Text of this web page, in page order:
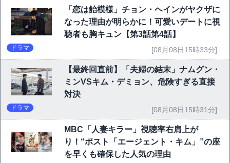
「恋は飴模様」チョン・ヘインがヤクザに
なった理由が明らかに！可愛いデートに視
聴者も胸キュン【第3話第4話】
ドラマ [08月08日15時33分]
【最終回直前】「夫婦の結末」ナムグン・
ミンVSキム・デミョン、危険すぎる直接
対決
ドラマ [08月08日15時31分]
MBC「人妻キラー」視聴率右肩上が
り！“ポスト「エージェント・キム」”の座
を早くも確保した人気の理由